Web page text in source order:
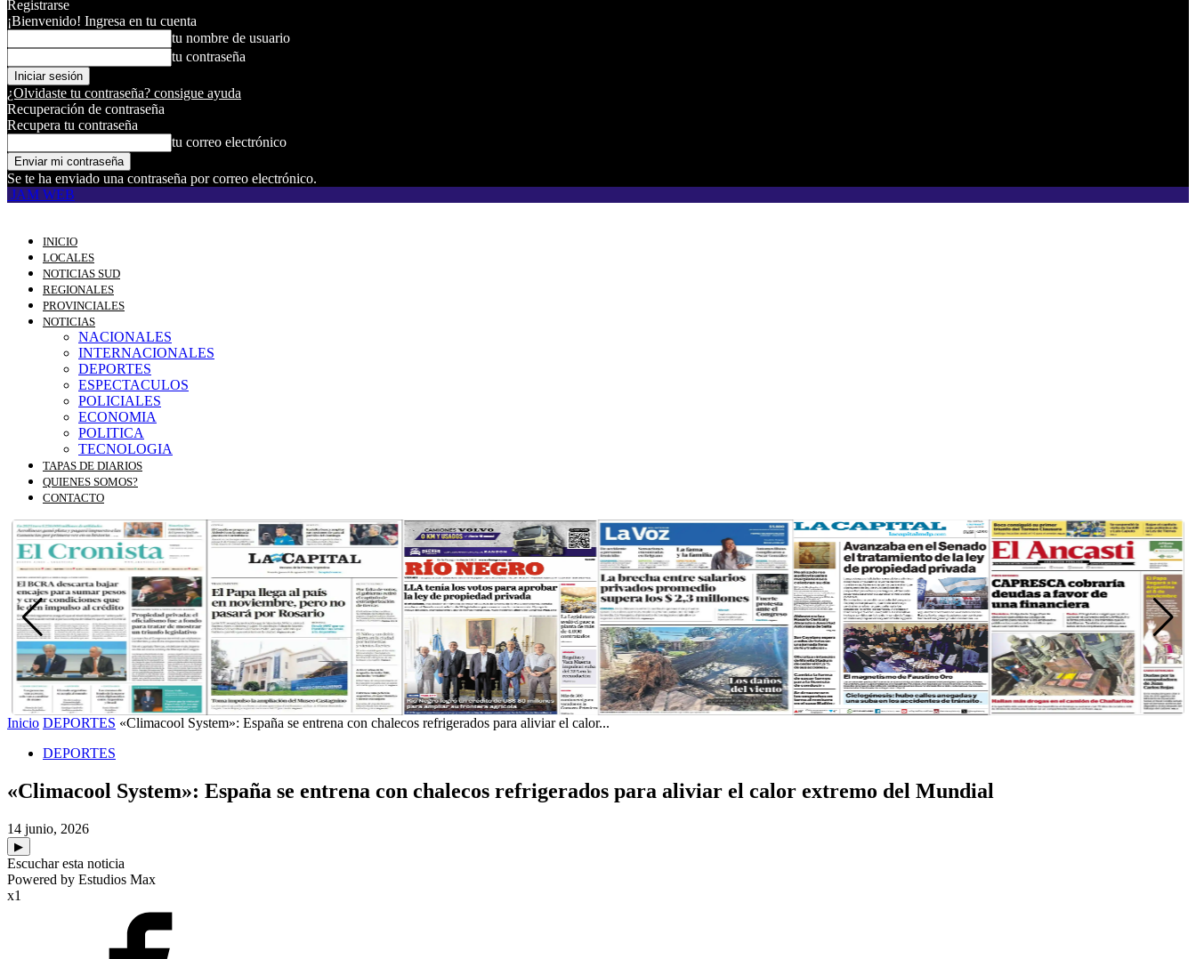
Registrarse
¡Bienvenido! Ingresa en tu cuenta
tu nombre de usuario
tu contraseña
¿Olvidaste tu contraseña? consigue ayuda
Recuperación de contraseña
Recupera tu contraseña
tu correo electrónico
Se te ha enviado una contraseña por correo electrónico.
JAM WEB
INICIO
LOCALES
NOTICIAS SUD
REGIONALES
PROVINCIALES
NOTICIAS
NACIONALES
INTERNACIONALES
DEPORTES
ESPECTACULOS
POLICIALES
ECONOMIA
POLITICA
TECNOLOGIA
TAPAS DE DIARIOS
QUIENES SOMOS?
CONTACTO
Inicio DEPORTES «Climacool System»: España se entrena con chalecos refrigerados para aliviar el calor...
DEPORTES
«Climacool System»: España se entrena con chalecos refrigerados para aliviar el calor extremo del Mundial
14 junio, 2026
▶
Escuchar esta noticia
Powered by Estudios Max
x1